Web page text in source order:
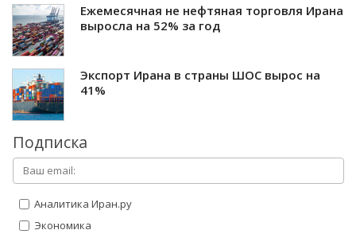
Ежемесячная не нефтяная торговля Ирана
выросла на 52% за год
Экспорт Ирана в страны ШОС вырос на
41%
Подписка
Аналитика Иран.ру
Экономика